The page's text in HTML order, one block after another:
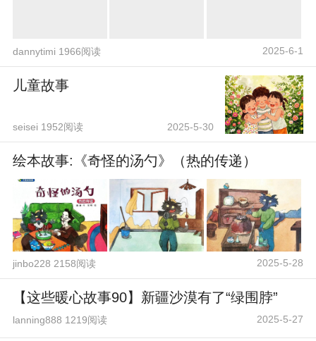
dannytimi 1966阅读 2025-6-1
儿童故事
seisei 1952阅读 2025-5-30
绘本故事:《奇怪的汤勺》（热的传递）
jinbo228 2158阅读 2025-5-28
【这些暖心故事90】新疆沙漠有了“绿围脖”
lanning888 1219阅读 2025-5-27